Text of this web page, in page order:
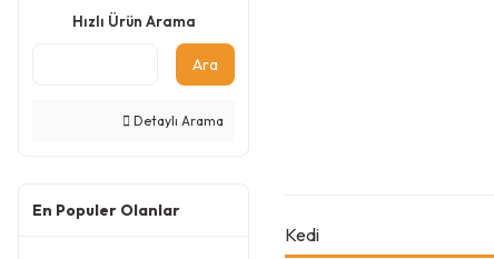
Hızlı Ürün Arama
Ara
Detaylı Arama
En Populer Olanlar
Kedi